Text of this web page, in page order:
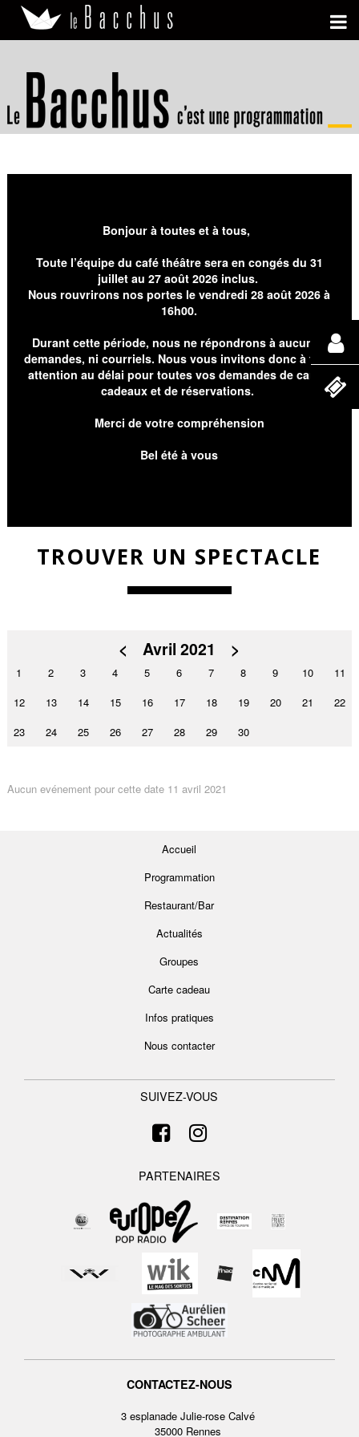
Bonjour à toutes et à tous,
Toute l’équipe du café théâtre sera en congés du 31
juillet au 27 août 2026 inclus.
Nous rouvrirons nos portes le vendredi 28 août 2026 à
16h00.
Durant cette période, nous ne répondrons à aucunes
demandes, ni courriels. Nous vous invitons donc à faire
attention au délai pour toutes vos demandes de cartes
cadeaux et de réservations.
Merci de votre compréhension
Bel été à vous
TROUVER UN SPECTACLE
< Avril 2021 >
1 2 3 4 5 6 7 8 9 10
11
12
13 14 15 16 17 18 19 20 21
22
23
24 25 26 27 28 29 30
Aucun evénement pour cette date 11 avril 2021
Accueil
Programmation
Restaurant/Bar
Actualités
Groupes
Carte cadeau
Infos pratiques
Nous contacter
SUIVEZ-VOUS
PARTENAIRES
CONTACTEZ-NOUS
3 esplanade Julie-rose Calvé
35000 Rennes